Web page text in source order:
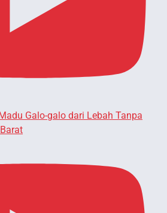
Galo-galo dari Lebah Tanpa